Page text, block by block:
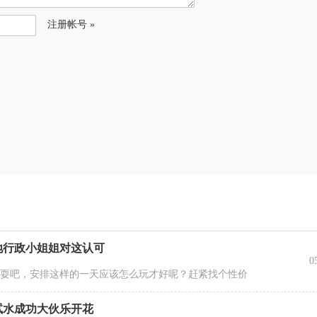
注册帐号 »
政小姐姐对这认可
吧，安排这样的一天应该怎么玩才好呢？赶紧找个性价
成功大伙乐开花